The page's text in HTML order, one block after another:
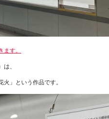
す。
、
」という作品です。